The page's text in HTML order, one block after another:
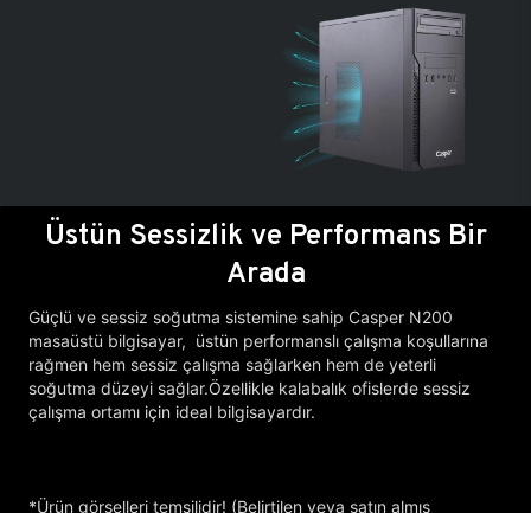
Üstün Sessizlik ve Performans Bir
Arada
Güçlü ve sessiz soğutma sistemine sahip Casper N200
masaüstü bilgisayar, üstün performanslı çalışma koşullarına
rağmen hem sessiz çalışma sağlarken hem de yeterli
soğutma düzeyi sağlar.Özellikle kalabalık ofislerde sessiz
çalışma ortamı için ideal bilgisayardır.
*Ürün görselleri temsilidir! (Belirtilen veya satın almış